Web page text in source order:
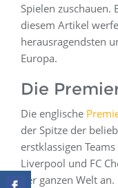
Spielen zuschauen.
diesem Artikel
herausragendsten
Europa.
Die
Die englische
der Spitze der
erstklassigen
Liverpool und FC
der ganzen Welt